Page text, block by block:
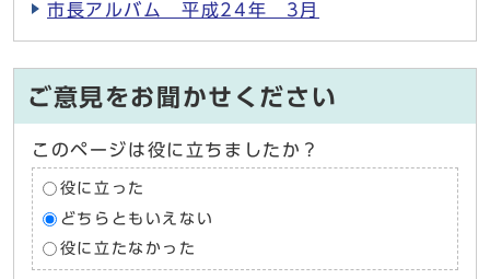
市長アルバム 平成24年 3月
ご意見をお聞かせください
このページは役に立ちましたか？
役に立った
どちらともいえない
役に立たなかった